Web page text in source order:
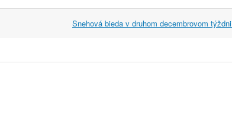
Snehová bieda v druhom decembrovom týždni